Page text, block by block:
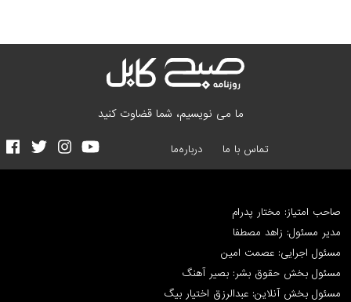
ما می نویسیم، شما قضاوت کنید
تماس با ما درباره‌ما
صاحب امتیاز: مختار پدرام
مدیر مسئول: زاهد مصطفا
مسئول اجرایی: عصمت امین
مسئول بخش حقوق بشر: بصیر آهنگ
مسئول بخش آنلاین: عبدالرزق اختیار بیگ